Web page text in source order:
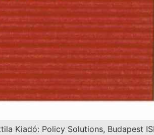
Kiadó: Policy Solutions, Budapest